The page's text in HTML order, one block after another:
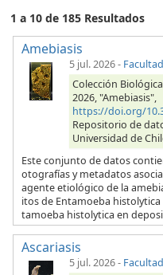
1 a 10 de 185 Resultados
Amebiasis
5 jul. 2026-
Colección
2026, "Amebiasis",
https://doi.org/
Repositorio de
Universidad de
Este conjunto de datos
otografías y metadatos
agente etiológico de la
itos de Entamoeba
tamoeba histolytica en
Ascariasis
5 jul. 2026-